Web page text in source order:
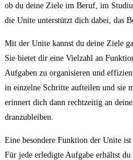
ob du deine Ziele im Beruf, im
die Unite ‍unterstützt ⁤dich dabei,‌ das
Mit der Unite kannst du deine Ziele
Sie bietet dir eine Vielzahl an
Aufgaben zu organisieren und
in einzelne Schritte⁣ aufteilen und sie
erinnert dich dann rechtzeitig an
dranzubleiben.
Eine besondere Funktion ⁢der Unite ist
Für ⁢jede erledigte⁣ Aufgabe erhältst